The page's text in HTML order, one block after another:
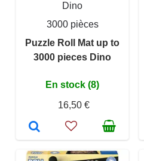
Dino
3000 pièces
Puzzle Roll Mat up to
3000 pieces Dino
En stock (8)
16,50 €